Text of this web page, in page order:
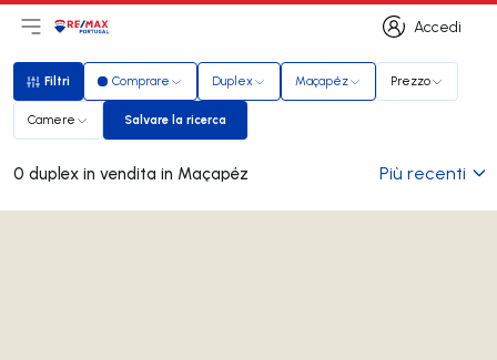
Accedi
Accedi
Apri il menu principale
LogoVai alla homepage
Filtri
Filtri Comprare Duplex Maçapéz Prezzo
Camere Salvare la ricerca
Salvare la ricerca
0 duplex in vendita in Maçapéz Più recenti